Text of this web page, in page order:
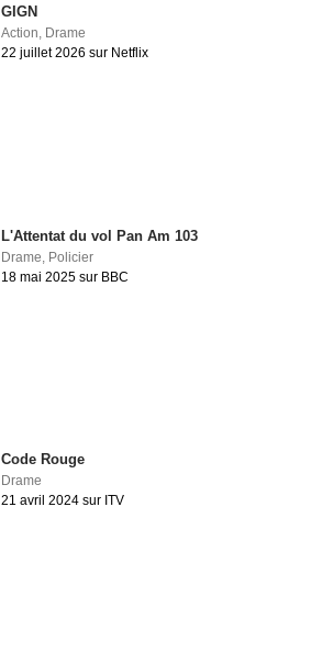
GIGN
Action, Drame
22 juillet 2026 sur Netflix
L'Attentat du vol Pan Am 103
Drame Policier
18 mai 2025 sur BBC
Code Rouge
Drame
21 avril 2024 sur ITV